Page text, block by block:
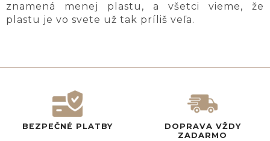
znamená menej plastu, a všetci vieme, že
plastu je vo svete už tak príliš veľa.
BEZPEČNÉ PLATBY
DOPRAVA VŽDY
ZADARMO